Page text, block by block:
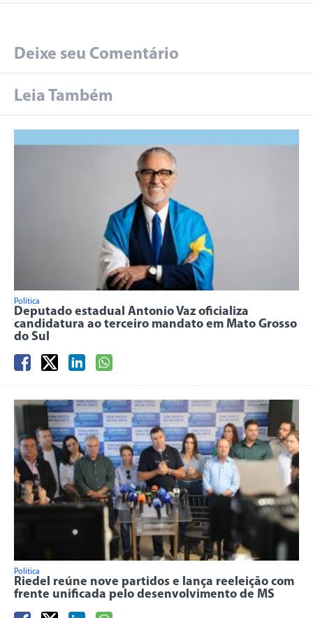
Deixe seu Comentário
Leia Também
Política
Deputado estadual Antonio Vaz oficializa
candidatura ao terceiro mandato em Mato Grosso
do Sul
Política
Riedel reúne nove partidos e lança reeleição com
frente unificada pelo desenvolvimento de MS